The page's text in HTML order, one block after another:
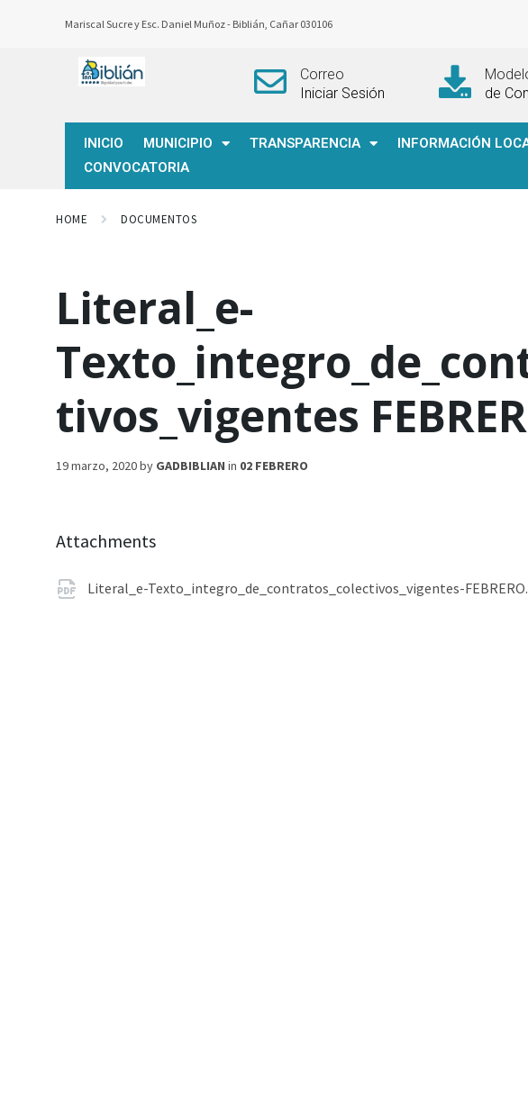
Mariscal Sucre y Esc. Daniel Muñoz - Biblián, Cañar 030106
Correo
Iniciar Sesión
de
INICIO MUNICIPIO TRANSPARENCIA INFORMACIÓN
CONVOCATORIA
HOME DOCUMENTOS
Literal_e-
tivos_vigentes
19 marzo, 2020by GADBIBLIAN in 02 FEBRERO
Attachments
Literal_e-Texto_integro_de_contratos_colectivos_vigentes-